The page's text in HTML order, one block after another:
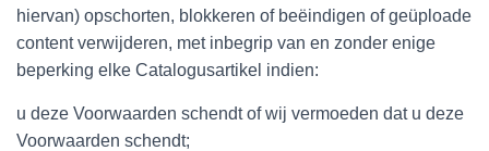
hiervan) opschorten, blokkeren of beëindigen of geüploade
content verwijderen, met inbegrip van en zonder enige
beperking elke Catalogusartikel indien:
u deze Voorwaarden schendt of wij vermoeden dat u deze
Voorwaarden schendt;